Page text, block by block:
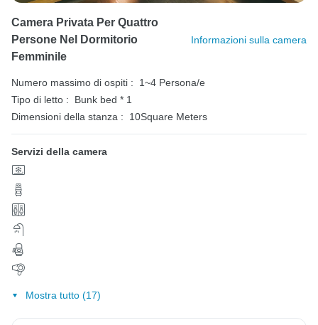
Camera Privata Per Quattro
Persone Nel Dormitorio
Femminile
Informazioni sulla camera
Numero massimo di ospiti :
1~4 Persona/e
Tipo di letto :
Bunk bed * 1
Dimensioni della stanza :
10Square Meters
Servizi della camera
Mostra tutto (17)